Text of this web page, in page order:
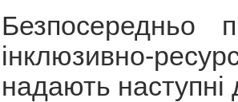
інклюзивно-
надають наступні